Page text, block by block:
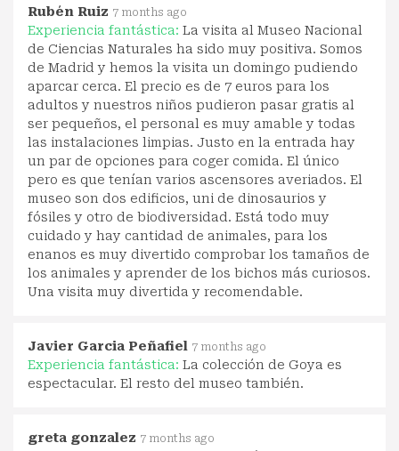
Rubén Ruiz 7 months ago
Experiencia fantástica: La visita al Museo Nacional
de Ciencias Naturales ha sido muy positiva. Somos
de Madrid y hemos la visita un domingo pudiendo
aparcar cerca. El precio es de 7 euros para los
adultos y nuestros niños pudieron pasar gratis al
ser pequeños, el personal es muy amable y todas
las instalaciones limpias. Justo en la entrada hay
un par de opciones para coger comida. El único
pero es que tenían varios ascensores averiados. El
museo son dos edificios, uni de dinosaurios y
fósiles y otro de biodiversidad. Está todo muy
cuidado y hay cantidad de animales, para los
enanos es muy divertido comprobar los tamaños de
los animales y aprender de los bichos más curiosos.
Una visita muy divertida y recomendable.
Javier Garcia Peñafiel 7 months ago
Experiencia fantástica: La colección de Goya es
espectacular. El resto del museo también.
greta gonzalez 7 months ago